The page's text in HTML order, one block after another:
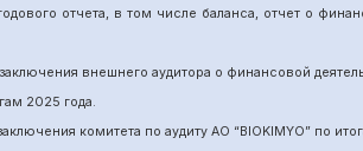
отчета, в том числе баланса, отчет о
внешнего аудитора о финансовой
2025 года.
комитета по аудитуАО “BIOKIMYO”по